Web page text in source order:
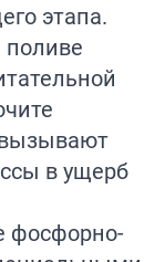
этапа.
в ущерб
фосфорно-